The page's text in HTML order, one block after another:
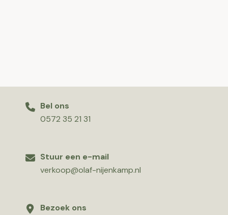
Bel ons
0572 35 21 31
Stuur een e-mail
verkoop@olaf-nijenkamp.nl
Bezoek ons